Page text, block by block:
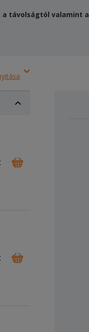
a távolságtól valamint